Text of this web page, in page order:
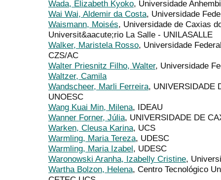
Wada, Elizabeth Kyoko, Universidade
Wai Wai, Aldemir da Costa, Universidade
Waismann, Moisés, Universidade de Caxias
Universit&aacute;rio La Salle - UNILASALLE
Walker, Maristela Rosso, Universidade
CZS/AC
Walter Priesnitz Filho, Walter, Universidade
Waltzer, Camila
Wandscheer, Marli Ferreira, UNIVERSIDADE
UNOESC
Wang Kuai Min, Milena, IDEAU
Wanner Forner, Júlia, UNIVERSIDADE DE
Warken, Cleusa Karina, UCS
Warmling, Maria Tereza, UDESC
Warmling, Maria Izabel, UDESC
Waronowski Aranha, Izabelly Cristine,
Wartha Bolzon, Helena, Centro Tecnológico